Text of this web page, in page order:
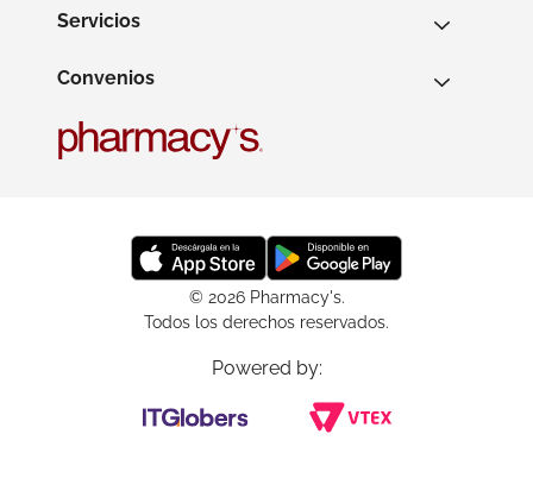
Servicios
Convenios
© 2026 Pharmacy's.
Todos los derechos reservados.
Powered by: